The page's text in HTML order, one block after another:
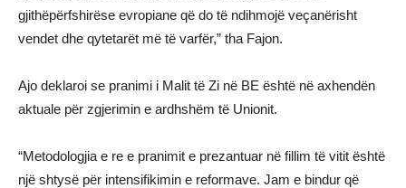
gjithëpërfshirëse evropiane që do të ndihmojë veçanërisht
vendet dhe qytetarët më të varfër,” tha Fajon.
Ajo deklaroi se pranimi i Malit të Zi në BE është në axhendën
aktuale për zgjerimin e ardhshëm të Unionit.
“Metodologjia e re e pranimit e prezantuar në fillim të vitit është
një shtysë për intensifikimin e reformave. Jam e bindur që